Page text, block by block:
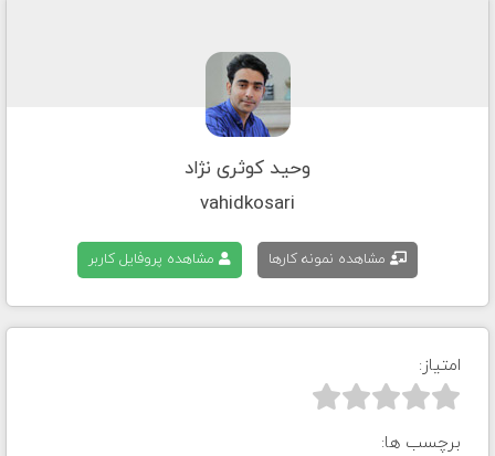
وحید کوثری نژاد
vahidkosari
مشاهده نمونه کارها مشاهده پروفایل کاربر
امتیاز:



برچسب ها: